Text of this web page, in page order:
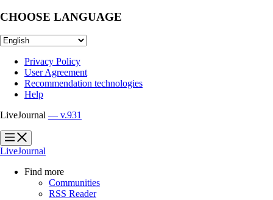
CHOOSE LANGUAGE
Privacy Policy
User Agreement
Recommendation technologies
Help
LiveJournal — v.931
?
?
LiveJournal
Find more
Communities
RSS Reader